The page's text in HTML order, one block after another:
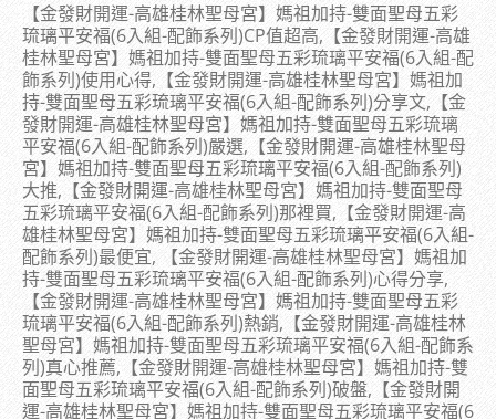
【金發財開運-高雄桂林聖母宮】媽祖加持-雙面聖母五彩
琉璃平安福(6入組-配飾系列)CP值超高,【金發財開運-高雄
桂林聖母宮】媽祖加持-雙面聖母五彩琉璃平安福(6入組-配
飾系列)使用心得,【金發財開運-高雄桂林聖母宮】媽祖加
持-雙面聖母五彩琉璃平安福(6入組-配飾系列)分享文,【金
發財開運-高雄桂林聖母宮】媽祖加持-雙面聖母五彩琉璃
平安福(6入組-配飾系列)嚴選,【金發財開運-高雄桂林聖母
宮】媽祖加持-雙面聖母五彩琉璃平安福(6入組-配飾系列)
大推,【金發財開運-高雄桂林聖母宮】媽祖加持-雙面聖母
五彩琉璃平安福(6入組-配飾系列)那裡買,【金發財開運-高
雄桂林聖母宮】媽祖加持-雙面聖母五彩琉璃平安福(6入組-
配飾系列)最便宜, 【金發財開運-高雄桂林聖母宮】媽祖加
持-雙面聖母五彩琉璃平安福(6入組-配飾系列)心得分享,
【金發財開運-高雄桂林聖母宮】媽祖加持-雙面聖母五彩
琉璃平安福(6入組-配飾系列)熱銷,【金發財開運-高雄桂林
聖母宮】媽祖加持-雙面聖母五彩琉璃平安福(6入組-配飾系
列)真心推薦,【金發財開運-高雄桂林聖母宮】媽祖加持-雙
面聖母五彩琉璃平安福(6入組-配飾系列)破盤,【金發財開
運-高雄桂林聖母宮】媽祖加持-雙面聖母五彩琉璃平安福(6